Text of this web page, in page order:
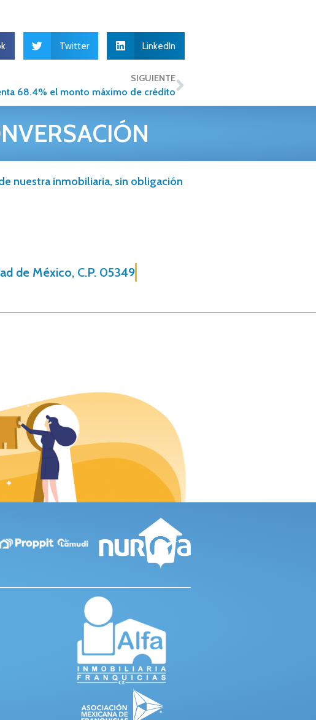
Twitter LinkedIn
SIGUIENTE
68.4% el monto máximo de crédito
nuestra inmobiliaria, sin obligación
de México, C.P. 05349